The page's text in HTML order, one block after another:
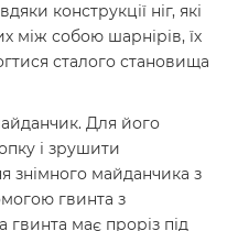
конструкції ніг, які
між собою шарнірів, їх
сталого становища
Для його
і зрушити
знімного майданчика з
гвинта з
гвинта має проріз під